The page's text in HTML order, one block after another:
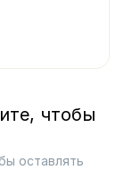
чтобы
оставлять